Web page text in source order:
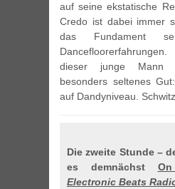
auf seine ekstatische
Credo ist dabei immer
das Fundament
dieser junge Mann
besonders seltenes
auf Dandyniveau.
Die zweite Stunde –
es demnächst
Electronic Beats